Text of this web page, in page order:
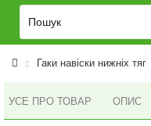
Гаки навіски нижніх тяг
УСЕ ПРО ТОВАР ОПИС